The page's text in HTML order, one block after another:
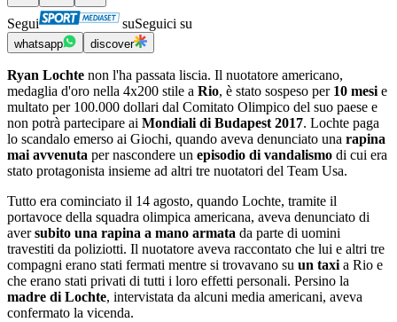
Segui suSeguici su
whatsapp discover
Ryan Lochte non l'ha passata liscia. Il nuotatore americano,
medaglia d'oro nella 4x200 stile a Rio, è stato sospeso per 10 mesi e
multato per 100.000 dollari dal Comitato Olimpico del suo paese e
non potrà partecipare ai Mondiali di Budapest 2017. Lochte paga
lo scandalo emerso ai Giochi, quando aveva denunciato una rapina
mai avvenuta per nascondere un episodio di vandalismo di cui era
stato protagonista insieme ad altri tre nuotatori del Team Usa.
Tutto era cominciato il 14 agosto, quando Lochte, tramite il
portavoce della squadra olimpica americana, aveva denunciato di
aversubito una rapina a mano armata da parte di uomini
travestiti da poliziotti. Il nuotatore aveva raccontato che lui e altri tre
compagni erano stati fermati mentre si trovavano su un taxi a Rio e
che erano stati privati di tutti i loro effetti personali. Persino la
madre di Lochte, intervistata da alcuni media americani, aveva
confermato la vicenda.